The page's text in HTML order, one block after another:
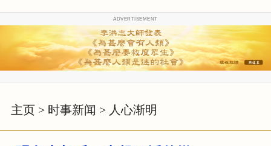
ADVERTISEMENT
主页 > 时事新闻 > 人心渐明